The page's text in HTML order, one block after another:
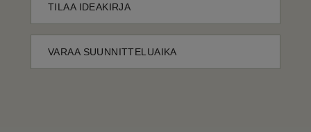
TILAA IDEAKIRJA
VARAA SUUNNITTELUAIKA